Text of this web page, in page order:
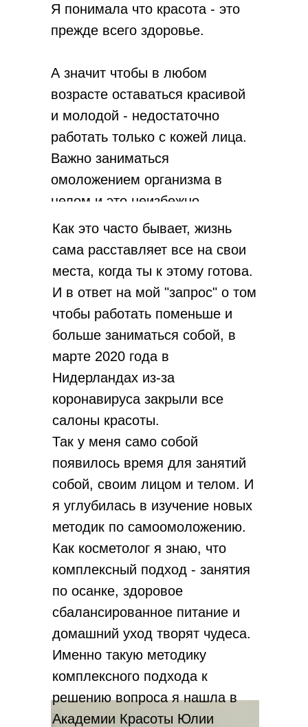
Я понимала что красота - это
прежде всего здоровье.
А значит чтобы в любом
возрасте оставаться красивой
и молодой - недостаточно
работать только с кожей лица.
Важно заниматься
омоложением организма в
целом и это неизбежно
отразится на лице.
Как это часто бывает, жизнь
сама расставляет все на свои
места, когда ты к этому готова.
И в ответ на мой "запрос" о том
чтобы работать поменьше и
больше заниматься собой, в
марте 2020 года в
Нидерландах из-за
коронавируса закрыли все
салоны красоты.
Так у меня само собой
появилось время для занятий
собой, своим лицом и телом. И
я углубилась в изучение новых
методик по самоомоложению.
Как косметолог я знаю, что
комплексный подход - занятия
по осанке, здоровое
сбалансированное питание и
домашний уход творят чудеса.
Именно такую методику
комплексного подхода к
решению вопроса я нашла в
Академии Красоты Юлии